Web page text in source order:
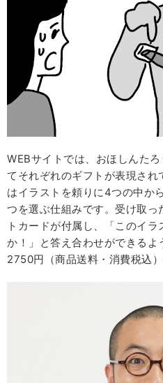
WEBサイトでは、おほしんた
てそれぞれのギフトが表現さ
はイラストを頼りに4つの中か
つを選ぶ仕組みです。受け取っ
トカードが付属し、「このイ
か！」と答え合わせができるよ
2750円（商品送料・消費税込）